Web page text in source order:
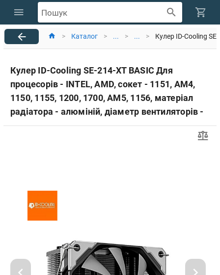
Пошук
> Каталог > ... > ... > Кулер ID-Cooling
Кулер ID-Cooling SE-214-XT BASIC Для
процесорів - INTEL, AMD, сокет - 1151, AM4,
1150, 1155, 1200, 1700, AM5, 1156, матеріал
радіатора - алюміній, діаметр вентиляторів -
120 мм, Максимальна частота обертання - 1 ,
Тип підшипників - гідравлічний, рівень шуму -